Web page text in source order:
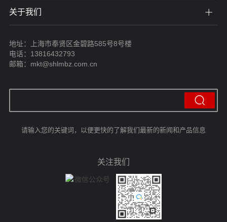
关于我们
地址：上海市奉贤区金碧路585号8号楼
电话：13816432793
邮箱：mkt@shlmbz.com.cn
请输入您的关键词，以便更快的了解我们最新的新闻和产品信息
关注我们